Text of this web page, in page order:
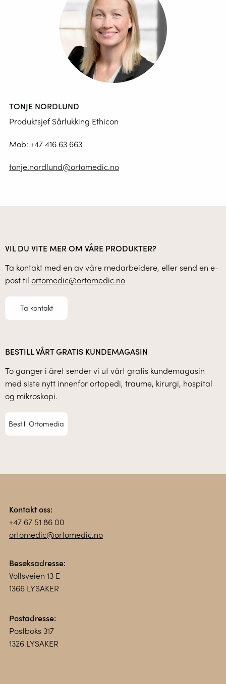
TONJE NORDLUND
Produktsjef Sårlukking Ethicon
Mob: +47 416 63 663
tonje.nordlund@ortomedic.no
VIL DU VITE MER OM VÅRE PRODUKTER?
Ta kontakt med en av våre medarbeidere, eller send en e-
post til ortomedic@ortomedic.no
Ta kontakt
BESTILL VÅRT GRATIS KUNDEMAGASIN
To ganger i året sender vi ut vårt gratis kundemagasin
med siste nytt innenfor ortopedi, traume, kirurgi, hospital
og mikroskopi.
Bestill Ortomedia
Kontakt oss:
+47 67 51 86 00
ortomedic@ortomedic.no
Besøksadresse:
Vollsveien 13 E
1366 LYSAKER
Postadresse:
Postboks 317
1326 LYSAKER